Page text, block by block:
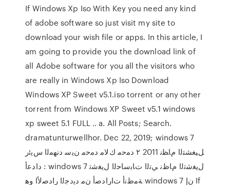
If Windows Xp Iso With Key you need any kind
of adobe software so just visit my site to
download your wish file or apps. In this article, I
am going to provide you the download link of
all Adobe software for you all the visitors who
are really in Windows Xp Iso Download
Windows XP Sweet v5.1.iso torrent or any other
torrent from Windows XP Sweet v5.1 windows
xp sweet 5.1 FULL .. a. All Posts; Search.
dramatunturwellhor. Dec 22, 2019; windows 7
ﻞﻴﻐﺸﺘﻟﺍ ﻡﺎﻈﻧ 2011 ۲ ﺩﻣﺣﻣ ﻙﻟﺎﻣ ﺩﻣﺣﻣ ﻥﻳﺳ ﺩﻧﻬﻣﻟﺍ ﺱﻳﺋﺭ
: ﺩﺍﺩﻋﺃ windows 7 ﻝﻳﻐﺷﺗﻟﺍ ﻡﺎﻅﻧ ﻲﺗﻟﺍ ﺕﺎﺑﺳﺎﺣﻟﺍ ﻝﻳﻐﺷﺗ
ﺔﻣﻅﻧﺃ ﺕﺍﺭﺍﺩﺻﺃ ﻥﻣ ﺩﻳﺩﺟﻟﺍ ﺭﺍﺩﺻﻷﺍ ﻭﻫ windows 7 ﻥﺇ If